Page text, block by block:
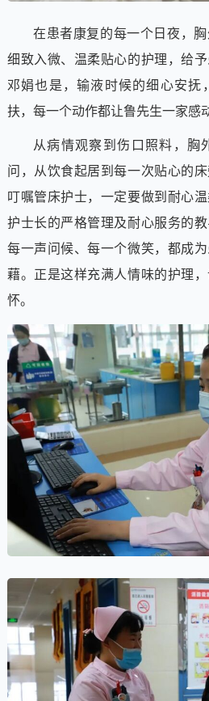
在患者康复的每一个日夜，
细致入微、温柔贴心的护理，给
邓娟也是，输液时候的细心安抚
扶，每一个动作都让鲁先生一家感
从病情观察到伤口照料，胸
问，从饮食起居到每一次贴心的
叮嘱管床护士，一定要做到耐心
护士长的严格管理及耐心服务的
每一声问候、每一个微笑，都成
藉。正是这样充满人情味的护理
怀。